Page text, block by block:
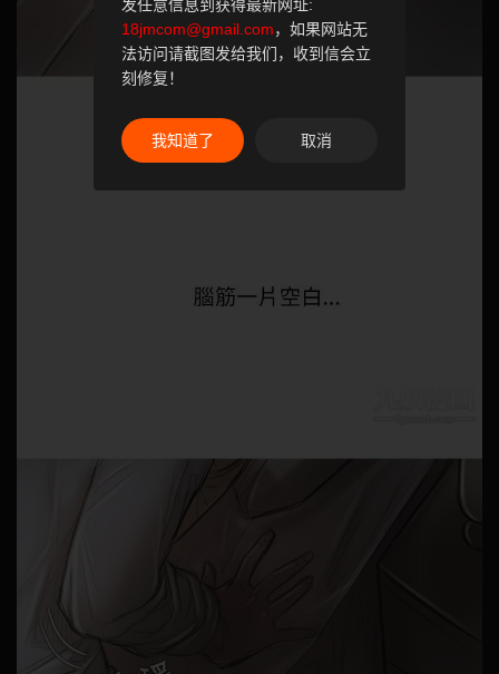
发任意信息到获得最新网址:
18jmcom@gmail.com，如果网站无
法访问请截图发给我们，收到信会立
刻修复！
我知道了 取消